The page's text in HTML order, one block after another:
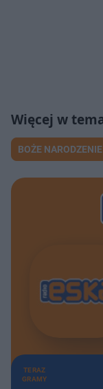
BOŻE NARODZENIE
TERAZ
GRAMY